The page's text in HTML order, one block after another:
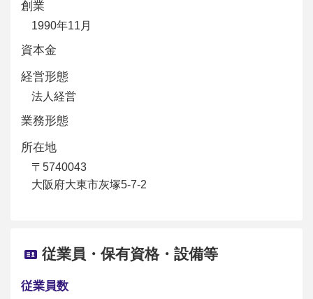
創業
1990年11月
資本金
経営形態
法人経営
業務形態
所在地
〒5740043
大阪府大東市灰塚5-7-2
従業員・保有資格・設備等
従業員数